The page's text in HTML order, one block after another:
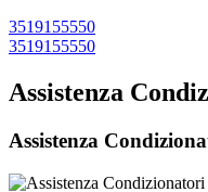
3519155550
3519155550
Assistenza
Assistenza